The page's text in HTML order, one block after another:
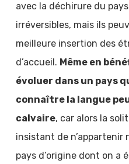
avec la déchirure du
irréversibles, mais ils
meilleure insertion des
d’accueil. Même en
évoluer dans un pays
connaître la langue
calvaire, car alors la
insistant de n’appartenir
pays d’origine dont on a